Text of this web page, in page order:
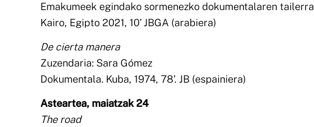
Emakumeek egindako sormenezko dokumentalaren tailerra
Kairo, Egipto 2021, 10’ JBGA (arabiera)
De cierta manera
Zuzendaria: Sara Gómez
Dokumentala. Kuba, 1974, 78’. JB (espainiera)
Asteartea, maiatzak 24
The road